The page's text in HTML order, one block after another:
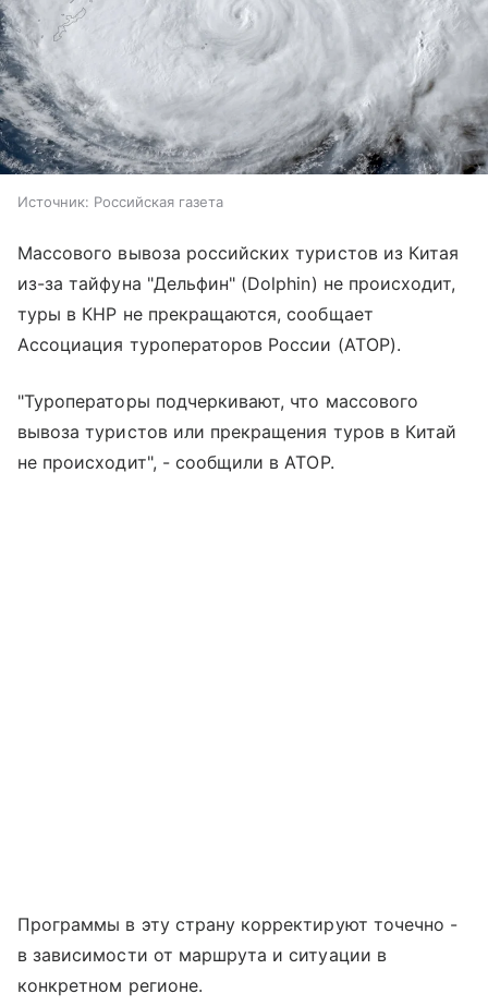
Источник: Российская газета
Массового вывоза российских туристов из Китая
из-за тайфуна "Дельфин" (Dolphin) не происходит,
туры в КНР не прекращаются, сообщает
Ассоциация туроператоров России (АТОР).
"Туроператоры подчеркивают, что массового
вывоза туристов или прекращения туров в Китай
не происходит", - сообщили в АТОР.
Программы в эту страну корректируют точечно -
в зависимости от маршрута и ситуации в
конкретном регионе.